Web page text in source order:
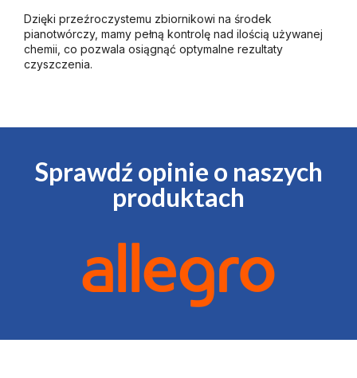
Dzięki przeźroczystemu zbiornikowi na środek
pianotwórczy, mamy pełną kontrolę nad ilością używanej
chemii, co pozwala osiągnąć optymalne rezultaty
czyszczenia.
Sprawdź opinie o naszych
produktach